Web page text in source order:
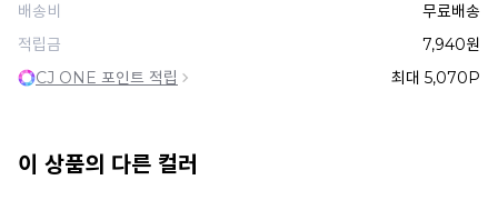
배송비
무료배송
적립금
7,940원
CJ ONE 포인트 적립
최대 5,070P
이 상품의 다른 컬러